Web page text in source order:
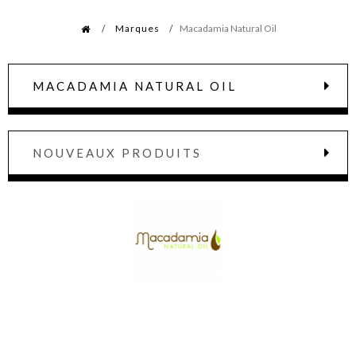
Marques Macadamia Natural Oil
MACADAMIA NATURAL OIL
NOUVEAUX PRODUITS